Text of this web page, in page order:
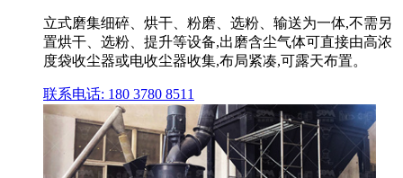
立式磨集细碎、烘干、粉磨、选粉、输送为一体,不需另
置烘干、选粉、提升等设备,出磨含尘气体可直接由高浓
度袋收尘器或电收尘器收集,布局紧凑,可露天布置。
联系电话: 180 3780 8511